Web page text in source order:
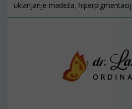
uklanjanje madeža,